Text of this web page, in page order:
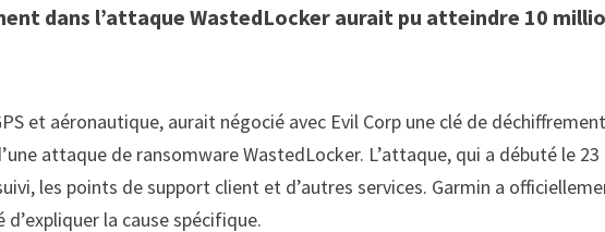
dans l’attaque WastedLocker aurait pu atteindre 10
et aéronautique, aurait négocié avec Evil Corp une clé de
attaque de ransomware WastedLocker. L’attaque, qui a débuté le 23
les points de support client et d’autres services. Garmin a
la cause spécifique.